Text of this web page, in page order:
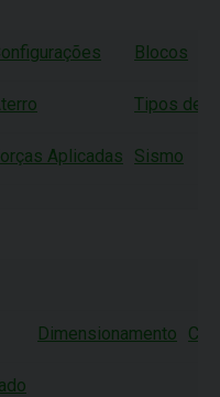
Blocos
Tipos de
Aplicadas Sismo
Dimensionamento